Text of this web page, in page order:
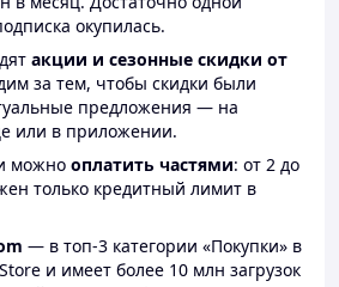
окупилась.
акции и сезонные скидки от
за тем, чтобы скидки были
предложения — на
или в приложении.
можно оплатить частями: от 2 до
только кредитный лимит в
— в топ-3 категории «Покупки» в
и имеет более 10 млн загрузок